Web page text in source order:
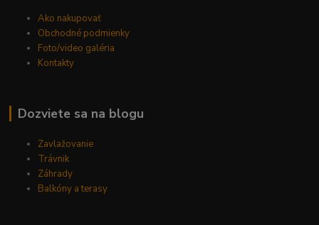
Ako nakupovať
Obchodné podmienky
Foto/video galéria
Kontakty
Dozviete sa na blogu
Zavlažovanie
Trávnik
Záhrady
Balkóny a terasy